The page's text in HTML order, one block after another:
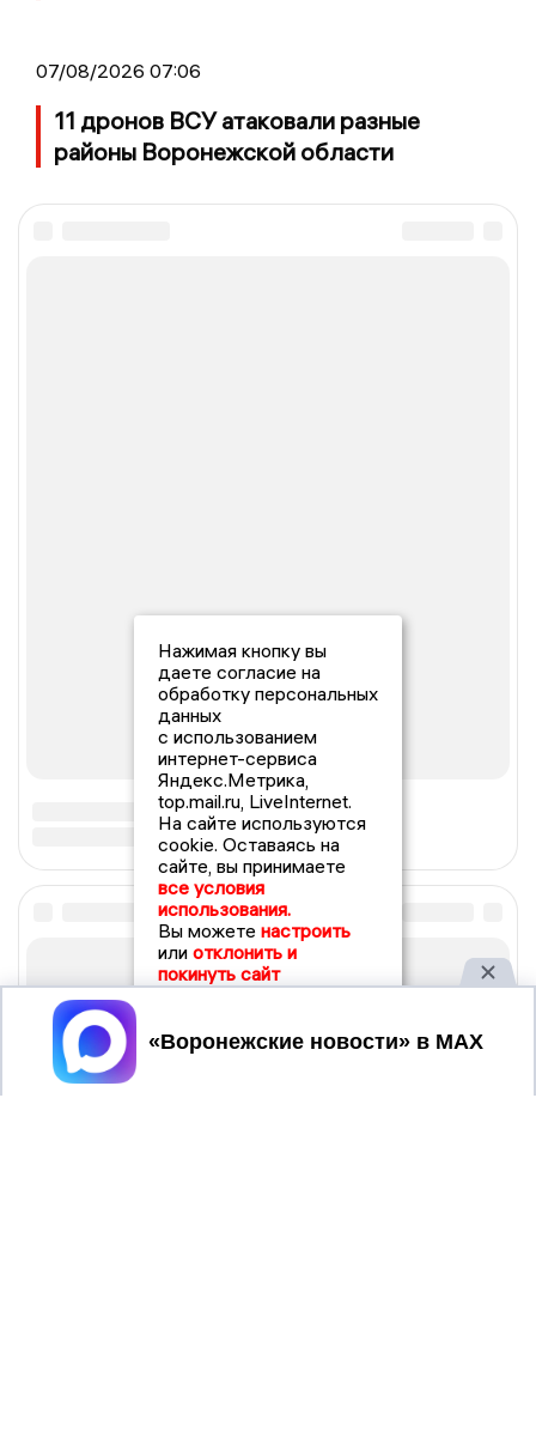
07/08/2026 07:06
11 дронов ВСУ атаковали разные
районы Воронежской области
Нажимая кнопку вы
даете согласие на
обработку персональных
данных
с использованием
интернет-сервиса
Яндекс.Метрика,
top.mail.ru, LiveInternet.
На сайте используются
cookie. Оставаясь на
сайте, вы принимаете
все условия
использования.
Вы можете настроить
или отклонить и
покинуть сайт
Принять